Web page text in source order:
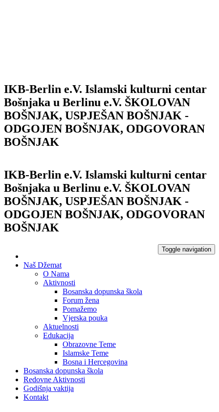
IKB-Berlin e.V. Islamski kulturni centar
Bošnjaka u Berlinu e.V. ŠKOLOVAN
BOŠNJAK, USPJEŠAN BOŠNJAK -
ODGOJEN BOŠNJAK, ODGOVORAN
BOŠNJAK
IKB-Berlin e.V. Islamski kulturni centar
Bošnjaka u Berlinu e.V. ŠKOLOVAN
BOŠNJAK, USPJEŠAN BOŠNJAK -
ODGOJEN BOŠNJAK, ODGOVORAN
BOŠNJAK
Toggle navigation
Naš Džemat
O Nama
Aktivnosti
Bosanska dopunska škola
Forum žena
Pomažemo
Vjerska pouka
Aktuelnosti
Edukacija
Obrazovne Teme
Islamske Teme
Bosna i Hercegovina
Bosanska dopunska škola
Redovne Aktivnosti
Godišnja vaktija
Kontakt